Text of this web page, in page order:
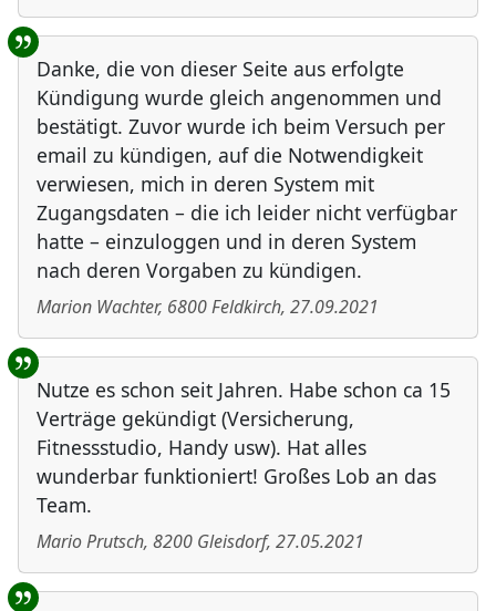
Danke, die von dieser Seite aus erfolgte
Kündigung wurde gleich angenommen und
bestätigt. Zuvor wurde ich beim Versuch per
email zu kündigen, auf die Notwendigkeit
verwiesen, mich in deren System mit
Zugangsdaten – die ich leider nicht verfügbar
hatte – einzuloggen und in deren System
nach deren Vorgaben zu kündigen.
Marion Wachter, 6800Feldkirch, 27.09.2021
Nutze es schon seit Jahren. Habe schon ca 15
Verträge gekündigt (Versicherung,
Fitnessstudio, Handy usw). Hat alles
wunderbar funktioniert! Großes Lob an das
Team.
Mario Prutsch, 8200 Gleisdorf, 27.05.2021